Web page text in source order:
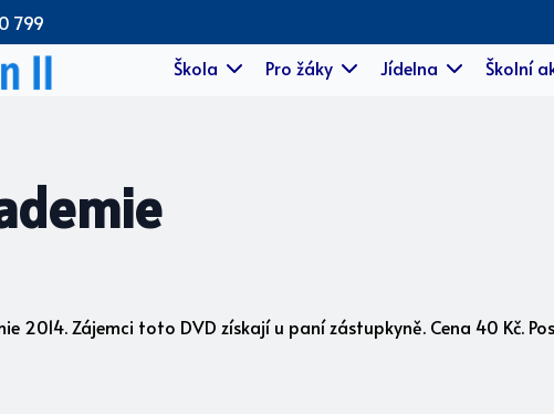
799
Škola
Pro žáky Jídelna Školní
2014. Zájemci toto DVD získají u paní zástupkyně. Cena 40 Kč.